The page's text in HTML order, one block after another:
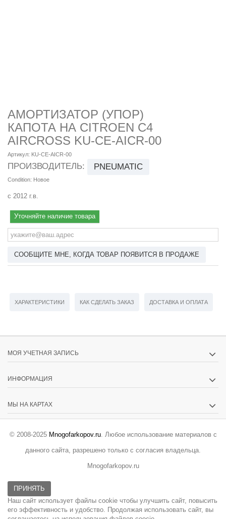
АМОРТИЗАТОР (УПОР)
КАПОТА НА CITROEN C4
AIRCROSS KU-CE-AICR-00
Артикул: KU-CE-AICR-00
ПРОИЗВОДИТЕЛЬ: PNEUMATIC
Condition: Новое
с 2012 г.в.
Уточняйте наличие товара
СООБЩИТЕ МНЕ, КОГДА ТОВАР ПОЯВИТСЯ В ПРОДАЖЕ
ХАРАКТЕРИСТИКИ КАК СДЕЛАТЬ ЗАКАЗ ДОСТАВКА И ОПЛАТА
МОЯ УЧЕТНАЯ ЗАПИСЬ
ИНФОРМАЦИЯ
МЫ НА КАРТАХ
© 2008-2025 Mnogofarkopov.ru. Любое использование материалов с
данного сайта, разрешено только с согласия владельца.
Mnogofarkopov.ru
ПРИНЯТЬ
Наш сайт использует файлы cookie чтобы улучшить сайт, повысить
его эффективность и удобство. Продолжая использовать сайт, вы